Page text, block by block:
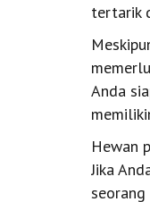
tertarik
Anda
Hewan
Jika